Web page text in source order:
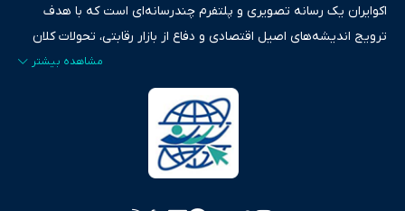
اکوایران یک رسانه تصویری و پلتفرم چندرسانه‌ای است که با هدف
ترویج اندیشه‌های اصیل اقتصادی و دفاع از بازار رقابتی، تحولات کلان
ایران و جهان را در قالب‌های ویدیو، پادکست، متن و گزارش‌های تحلیلی
پایش می‌کند. این رسانه به عنوان منبعی دقیق و قابل اعتماد، فراتر از
اطلاع‌رسانی صرف، به تبیین سیاست‌ها و کارکردهای بازارهای مالی،
سرمایه‌گذاری، تجارت و حوزه‌های نوظهور می‌پردازد. اکوایران با پایبندی
به اصول «انصاف، امانت و صداقت»، بستری برای انعکاس آراء متنوع